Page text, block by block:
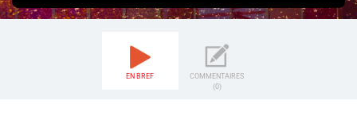
EN BREF
COMMENTAIRES
(0)